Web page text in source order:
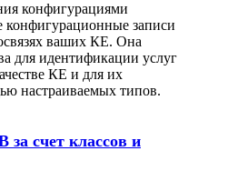
конфигурациями
конфигурационные записи
ваших КЕ. Она
для идентификации услуг
КЕ и для их
настраиваемых типов.
за счет классов и